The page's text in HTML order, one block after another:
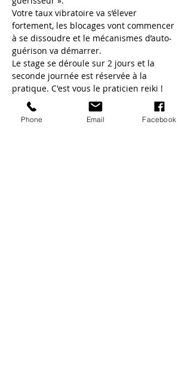
Votre taux vibratoire va s’élever
fortement, les blocages vont commencer
à se dissoudre et le mécanismes d’auto-
guérison va démarrer.
Le stage se déroule sur 2 jours et la
seconde journée est réservée à la
pratique. C'est vous le praticien reiki !
Phone Email Facebook